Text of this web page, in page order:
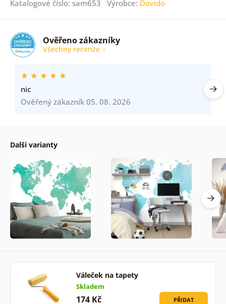
Katalogové číslo: sam653 Výrobce: Dovido
Ověřeno zákazníky
Všechny recenze
nic
Ověřený zákazník 05. 08. 2026
Další varianty
Váleček na tapety
Skladem
174 Kč PŘIDAT